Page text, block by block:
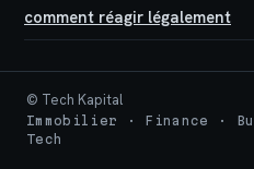
comment réagir légalement
© Tech Kapital
Immobilier · Finance ·
Tech